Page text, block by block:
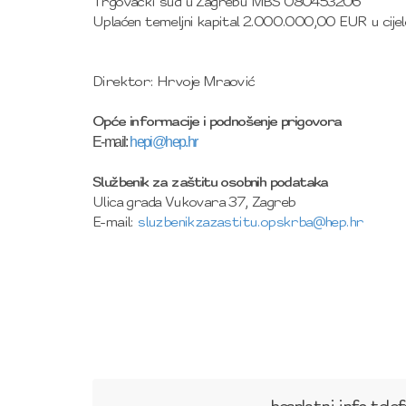
Uplaćen temeljni kapital 2.000.000,00 EUR u
Direktor: Hrvoje Mraović
Opće informacije i podnošenje prigovora
E-mail: hepi@hep.hr
Službenik za zaštitu osobnih podataka
Ulica grada Vukovara 37, Zagreb
E-mail: sluzbenikzazastitu.opskrba@hep.hr